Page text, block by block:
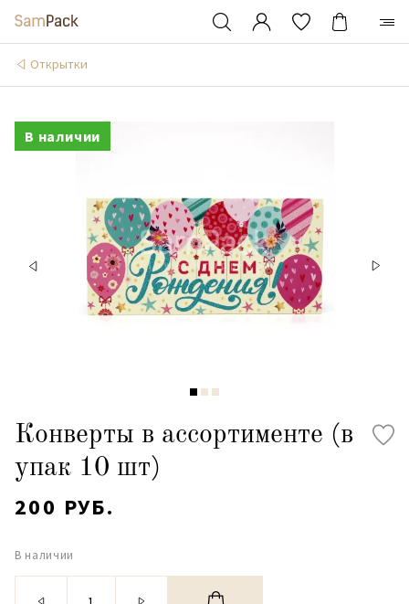
Открытки
В наличии
Конверты в ассортименте (в
упак 10 шт)
200 РУБ.
В наличии